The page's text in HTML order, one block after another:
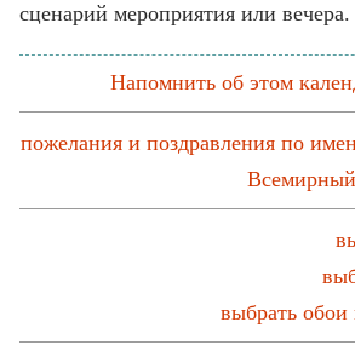
сценарий мероприятия или вечера.
Напомнить об этом
пожелания и поздравления по
выбрать обои